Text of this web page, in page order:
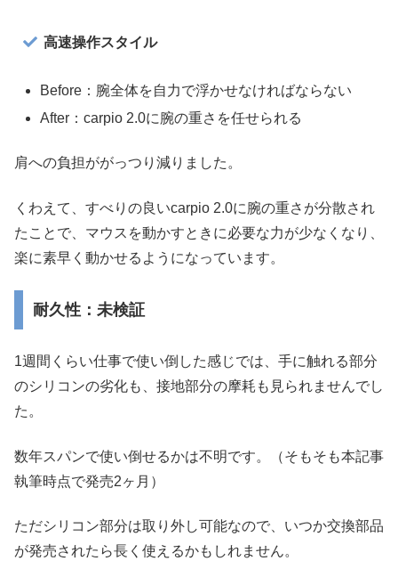
高速操作スタイル
Before：腕全体を自力で浮かせなければならない
After：carpio 2.0に腕の重さを任せられる
肩への負担ががっつり減りました。
くわえて、すべりの良いcarpio 2.0に腕の重さが分散され
たことで、マウスを動かすときに必要な力が少なくなり、
楽に素早く動かせるようになっています。
耐久性：未検証
1週間くらい仕事で使い倒した感じでは、手に触れる部分
のシリコンの劣化も、接地部分の摩耗も見られませんでし
た。
数年スパンで使い倒せるかは不明です。（そもそも本記事
執筆時点で発売2ヶ月）
ただシリコン部分は取り外し可能なので、いつか交換部品
が発売されたら長く使えるかもしれません。